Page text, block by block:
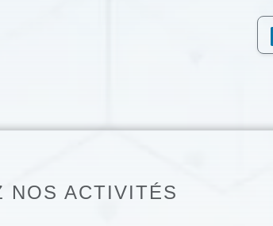
NOS ACTIVITÉS